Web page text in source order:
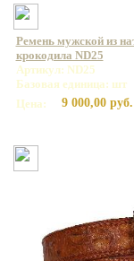
Ремень мужской из
крокодила ND25
Артикул: ND25
Базовая единица: шт
Цена:
9 000,00 руб.